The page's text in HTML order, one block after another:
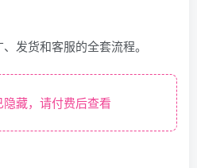
发货和客服的全套流程。
藏，请付费后查看